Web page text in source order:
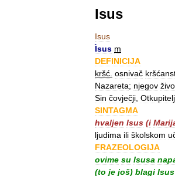
Isus
Isus
Ìsus m
DEFINICIJA
kršć osnivač
Nazareta; njegov
Sin čovječji Otkupitelj
SINTAGMA
hvaljen Isus (i
ljudima ili školskom
FRAZEOLOGIJA
ovime su Isusa
(to je još) blagi Isus